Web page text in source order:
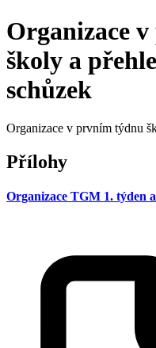
Organizace
školy a
schůzek
Organizace v prvním týdnu
Přílohy
Organizace TGM 1. týden